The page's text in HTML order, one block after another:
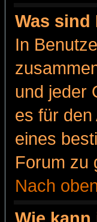
Was sind
In
und jeder
es für
eines
Forum zu
Nach